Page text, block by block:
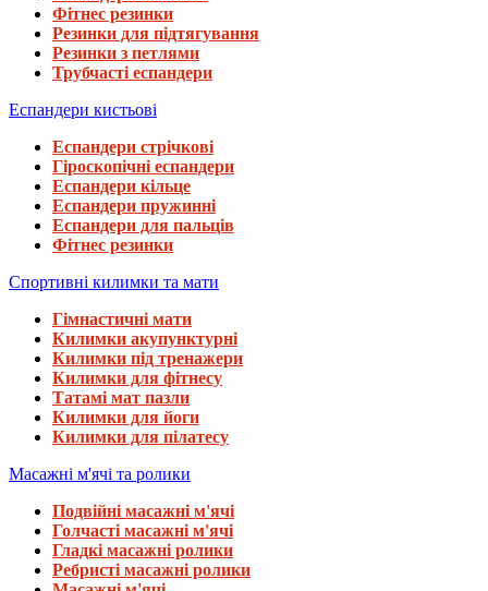
Фітнес резинки
Резинки для підтягування
Резинки з петлями
Трубчасті еспандери
Еспандери кистьові
Еспандери стрічкові
Гіроскопічні еспандери
Еспандери кільце
Еспандери пружинні
Еспандери для пальців
Фітнес резинки
Спортивні килимки та мати
Гімнастичні мати
Килимки акупунктурні
Килимки під тренажери
Килимки для фітнесу
Татамі мат пазли
Килимки для йоги
Килимки для пілатесу
Масажні м'ячі та ролики
Подвійні масажні м'ячі
Голчасті масажні м'ячі
Гладкі масажні ролики
Ребристі масажні ролики